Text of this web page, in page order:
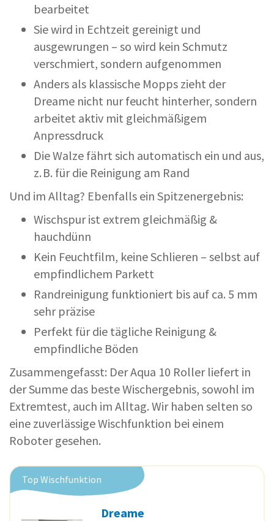
bearbeitet
Sie wird in Echtzeit gereinigt und
ausgewrungen – so wird kein Schmutz
verschmiert, sondern aufgenommen
Anders als klassische Mopps zieht der
Dreame nicht nur feucht hinterher, sondern
arbeitet aktiv mit gleichmäßigem
Anpressdruck
Die Walze fährt sich automatisch ein und aus,
z. B. für die Reinigung am Rand
Und im Alltag? Ebenfalls ein Spitzenergebnis:
Wischspur ist extrem gleichmäßig &
hauchdünn
Kein Feuchtfilm, keine Schlieren – selbst auf
empfindlichem Parkett
Randreinigung funktioniert bis auf ca. 5 mm
sehr präzise
Perfekt für die tägliche Reinigung &
empfindliche Böden
Zusammengefasst: Der Aqua 10 Roller liefert in
der Summe das beste Wischergebnis, sowohl im
Extremtest, auch im Alltag. Wir haben selten so
eine zuverlässige Wischfunktion bei einem
Roboter gesehen.
Top Wischfunktion
Dreame